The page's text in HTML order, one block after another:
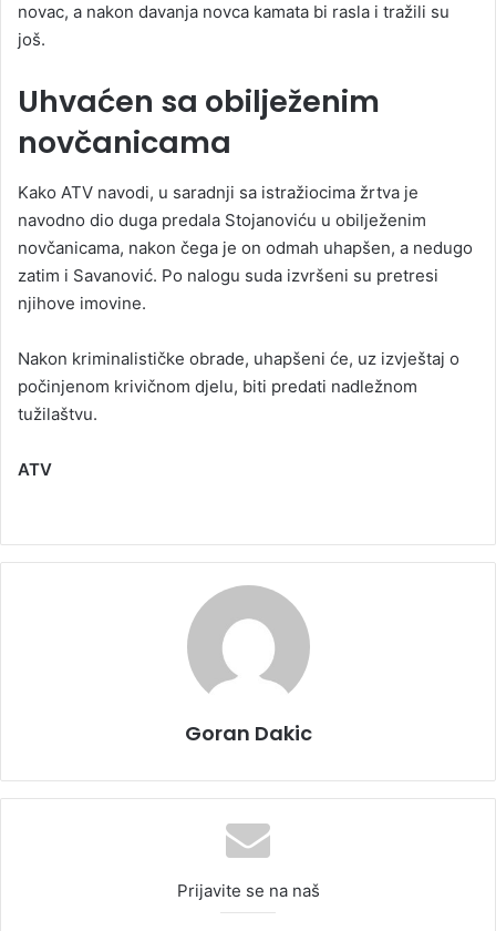
novac, a nakon davanja novca kamata bi rasla i tražili su
još.
Uhvaćen sa obilježenim
novčanicama
Kako ATV navodi, u saradnji sa istražiocima žrtva je
navodno dio duga predala Stojanoviću u obilježenim
novčanicama, nakon čega je on odmah uhapšen, a nedugo
zatim i Savanović. Po nalogu suda izvršeni su pretresi
njihove imovine.
Nakon kriminalističke obrade, uhapšeni će, uz izvještaj o
počinjenom krivičnom djelu, biti predati nadležnom
tužilaštvu.
ATV
Goran Dakic
Prijavite se na naš